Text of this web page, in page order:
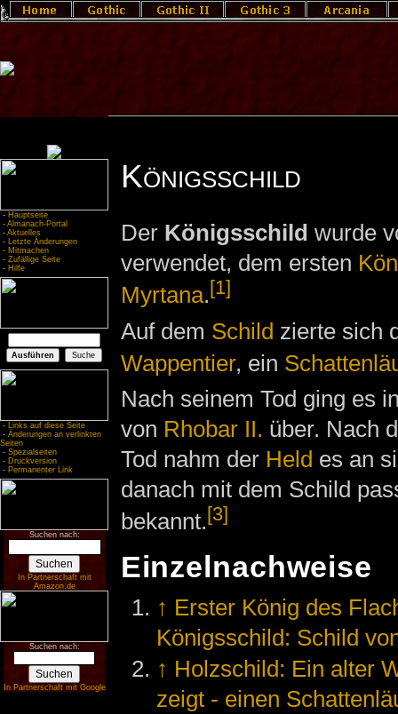
- Hauptseite
- Almanach-Portal
- Aktuelles
- Letzte Änderungen
- Mitmachen
- Zufällige Seite
- Hilfe
- Links auf diese Seite
- Änderungen an verlinkten
Seiten
- Spezialseiten
- Druckversion
- Permanenter Link
Suchen nach:
In Partnerschaft mit
Amazon.de
Suchen nach:
In Partnerschaft mit Google
Königsschild
Der Königsschild wurde
verwendet, dem ersten
Myrtana. [1]
Auf dem Schild zierte sich
Wappentier, ein
Nach seinem Tod ging es
von Rhobar II. über. Nach
Tod nahm der Held es an
danach mit dem Schild
bekannt.[3]
Einzelnachweise
↑ Erster König des
Königsschild: Schild
↑ Holzschild: Ein alter
zeigt - einen